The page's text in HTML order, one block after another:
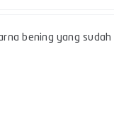
bening yang